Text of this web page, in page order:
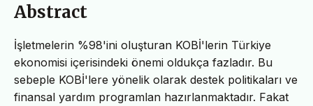
Abstract
İşletmelerin %98'ini oluşturan KOBİ'lerin Türkiye
ekonomisi içerisindeki önemi oldukça fazladır. Bu
sebeple KOBİ'lere yönelik olarak destek politikaları ve
finansal yardım programlan hazırlanmaktadır. Fakat